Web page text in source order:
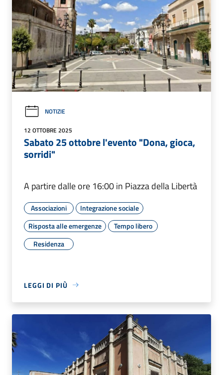
NOTIZIE
12 OTTOBRE 2025
Sabato 25 ottobre l'evento "Dona, gioca,
sorridi"
A partire dalle ore 16:00 in Piazza della Libertà
Associazioni
Integrazione sociale
Risposta alle emergenze
Tempo libero
Residenza
LEGGI DI PIÙ